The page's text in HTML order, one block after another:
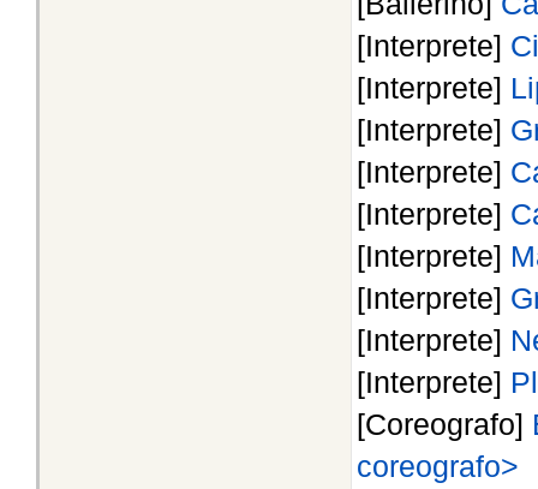
[Interprete]
[Interprete]
[Interprete]
[Interprete]
[Interprete]
[Interprete]
[Interprete]
[Interprete]
[Interprete]
[Coreografo]
coreografo>